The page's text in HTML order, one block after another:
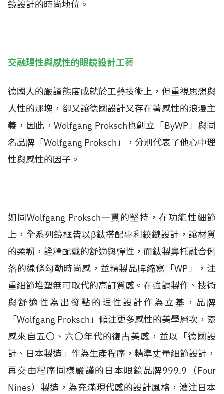
鏡設計的時尚地位。
交融理性與感性的眼鏡設計工藝
德國人的嚴謹態度成就於工藝技術上，但重視思想與
人性的那塊，卻又讓德國設計又存在著感性的浪漫主
義，因此，Wolfgang Proksch也創立「ByWP」與同
名品牌「Wolfgang Proksch」，分別代表了他心中理
性與感性的因子。
如同Wolfgang Proksch一貫的堅持，在功能性細節
上，全系列鏡框皆以β鈦搭配專利鉸鏈設計，讓材質
的柔韌，詮釋配戴的舒適與彈性，而鈦製鼻托融合俐
落的線條勾勒時尚感，並精製品牌縮寫「WP」，注
重細節堆塑無可取代的高訂質感。在強調製作、技術
與舒適性為出發點的理性設計作為立基，品牌
「Wolfgang Proksch」傾注更多感性的美學層次，靈
感來自五〇、六〇年代的復古美感，並以「德國設
計、日本製造」作為生產程序，精準丈量細節設計，
再交由程序同樣嚴謹的日本眼鏡品牌999.9（Four
Nines）製造，為充滿現代感的設計風格，灌注日本